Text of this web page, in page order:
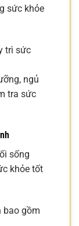
sức khỏe
trì sức
ngủ
tra sức
sống
khỏe tốt
bao gồm